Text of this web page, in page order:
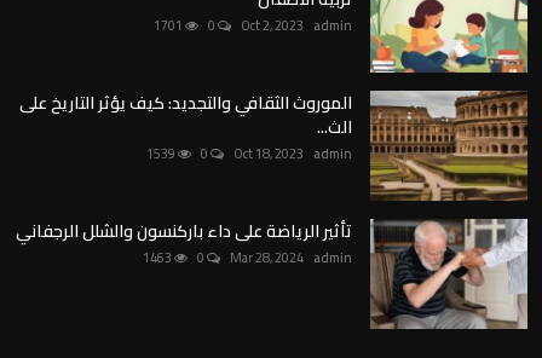
admin
Oct 2, 2023
الموروث الثقافي والتجديد: كيف يؤثر التاريخ على
الث...
admin
Oct 18, 2023
تأثير الرياضة على داء باركنسون والشلل الرجفاني
admin
Mar 28, 2024